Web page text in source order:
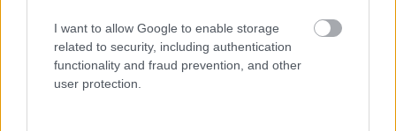
I want to allow Google to enable storage
related to security, including authentication
functionality and fraud prevention, and other
user protection.AZ EMBERSÉG ÜNNEPE